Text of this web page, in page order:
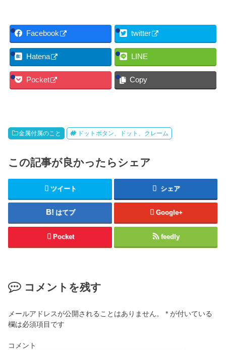
Facebook twitter
Hatena LINE
Pocket Copy
金属付属のこと ドットボタン、ドット、クレーム
この記事が良かったらシェア
ツイート シェア
はてブ Google+
Pocket feedly
コメントを残す
メールアドレスが公開されることはありません。 * が付いている
欄は必須項目です
コメント